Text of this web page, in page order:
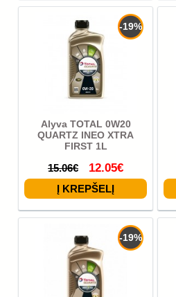
-19%
Alyva TOTAL 0W20
QUARTZ INEO XTRA
FIRST 1L
15.06€ 12.05€
-19%